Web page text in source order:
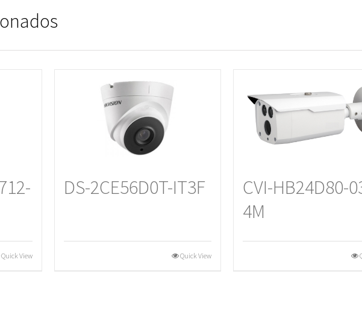
Quick View
DS-2CE56D0T-IT3F
Quick View
CVI-HB24D80-
4M